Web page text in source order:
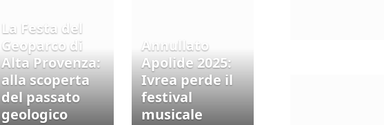
La Festa del
Geoparco di
Alta Provenza:
alla scoperta
del passato
geologico
Annullato
Apolide 2025:
Ivrea perde il
festival
musicale